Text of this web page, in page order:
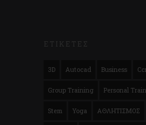
ΕΤΙΚΕΤΕΣ
3D Autocad Business
Group Training Personal
Stem Yoga ΑΘΛΗΤΙΣΜΟΣ